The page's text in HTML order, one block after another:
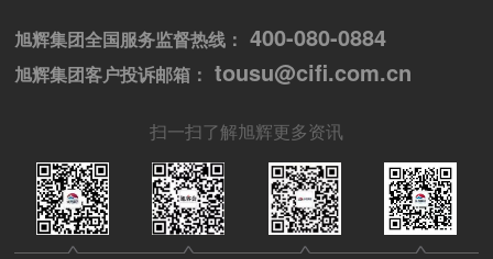
旭辉集团全国服务监督热线： 400-080-0884
旭辉集团客户投诉邮箱： tousu@cifi.com.cn
扫一扫了解旭辉更多资讯